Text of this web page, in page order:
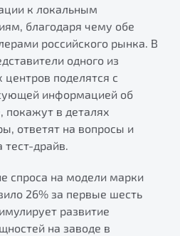
к локальным
благодаря чему обе
российского рынка. В
одного из
поделятся с
информацией об
покажут в деталях
ответят на вопросы и
драйв.
спроса на модели марки
26% за первые шесть
развитие
на заводе в